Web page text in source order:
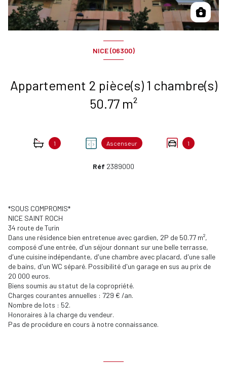
NICE (06300)
Appartement 2 pièce(s) 1 chambre(s)
50.77 m²
1 Ascenseur 1
Réf 2389000
*SOUS COMPROMIS*
NICE SAINT ROCH
34 route de Turin
Dans une résidence bien entretenue avec gardien, 2P de 50.77 m²,
composé d'une entrée, d'un séjour donnant sur une belle terrasse,
d'une cuisine indépendante, d'une chambre avec placard, d'une salle
de bains, d'un WC séparé. Possibilité d'un garage en sus au prix de
20 000 euros.
Biens soumis au statut de la copropriété.
Charges courantes annuelles : 729 € /an.
Nombre de lots : 52.
Honoraires à la charge du vendeur.
Pas de procédure en cours à notre connaissance.